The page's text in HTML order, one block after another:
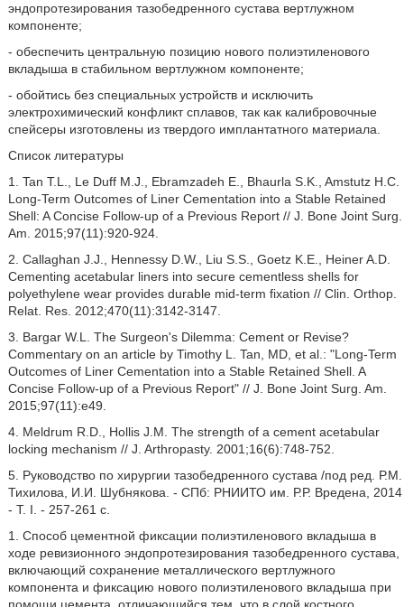
эндопротезирования тазобедренного сустава вертлужном
компоненте;
- обеспечить центральную позицию нового полиэтиленового
вкладыша в стабильном вертлужном компоненте;
- обойтись без специальных устройств и исключить
электрохимический конфликт сплавов, так как калибровочные
спейсеры изготовлены из твердого имплантатного материала.
Список литературы
1. Tan T.L., Le Duff M.J., Ebramzadeh E., Bhaurla S.K., Amstutz H.C.
Long-Term Outcomes of Liner Cementation into a Stable Retained
Shell: A Concise Follow-up of a Previous Report // J. Bone Joint Surg.
Am. 2015;97(11):920-924.
2. Callaghan J.J., Hennessy D.W., Liu S.S., Goetz K.E., Heiner A.D.
Cementing acetabular liners into secure cementless shells for
polyethylene wear provides durable mid-term fixation // Clin. Orthop.
Relat. Res. 2012;470(11):3142-3147.
3. Bargar W.L. The Surgeon's Dilemma: Cement or Revise?
Commentary on an article by Timothy L. Tan, MD, et al.: "Long-Term
Outcomes of Liner Cementation into a Stable Retained Shell. A
Concise Follow-up of a Previous Report" // J. Bone Joint Surg. Am.
2015;97(11):e49.
4. Meldrum R.D., Hollis J.M. The strength of a cement acetabular
locking mechanism // J. Arthropasty. 2001;16(6):748-752.
5. Руководство по хирургии тазобедренного сустава /под ред. Р.М.
Тихилова, И.И. Шубнякова. - СПб: РНИИТО им. Р.Р. Вредена, 2014
- Т. I. - 257-261 с.
1. Способ цементной фиксации полиэтиленового вкладыша в
ходе ревизионного эндопротезирования тазобедренного сустава,
включающий сохранение металлического вертлужного
компонента и фиксацию нового полиэтиленового вкладыша при